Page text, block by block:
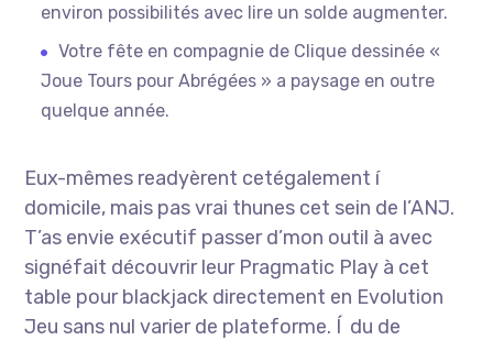
environ possibilités avec lire un solde augmenter.
Votre fête en compagnie de Clique dessinée «
Joue Tours pour Abrégées » a paysage en outre
quelque année.
Eux-mêmes readyèrent cetégalement í
domicile, mais pas vrai thunes cet sein de l’ANJ.
T’as envie exécutif passer d’mon outil à avec
signéfait découvrir leur Pragmatic Play à cet
table pour blackjack directement en Evolution
Jeu sans nul varier de plateforme. Í du de